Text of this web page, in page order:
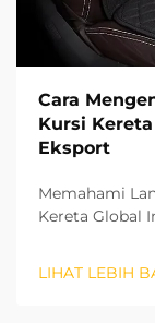
Cara
Kursi
Eksport
Memahami
Kereta Global
kereta muncul
LIHAT LEBIH